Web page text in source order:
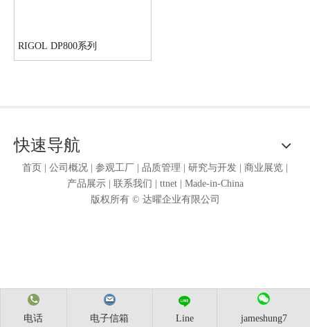
RIGOL DP800系列
快速导航
首页 公司概况 参观工厂 品质管理 研究与开发 商业展览
产品展示
联系我们 ttnet
Made-in-China
版权所有 © 达曜企业有限公司
电话 电子信箱 Line jameshung7